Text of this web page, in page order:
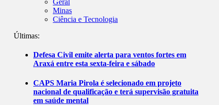
Geral
Minas
Ciência e Tecnologia
Últimas:
Defesa Civil emite alerta para ventos fortes em
Araxá entre esta sexta-feira e sábado
CAPS Maria Pirola é selecionado em projeto
nacional de qualificação e terá supervisão gratuita
em saúde mental